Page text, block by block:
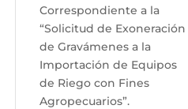
Correspondiente a la
“Solicitud de Exoneración
de Gravámenes a la
Importación de Equipos
de Riego con Fines
Agropecuarios”.